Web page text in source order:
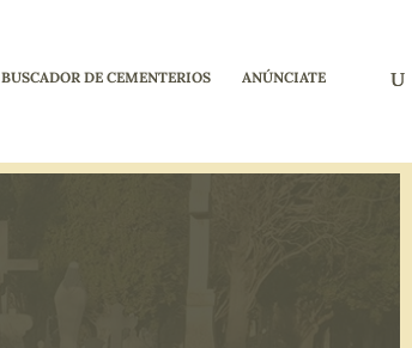
BUSCADOR DE CEMENTERIOS ANÚNCIATE